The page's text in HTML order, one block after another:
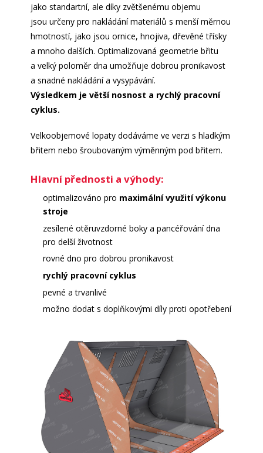
jako standartní, ale díky zvětšenému objemu
jsou určeny pro nakládání materiálů s menší měrnou
hmotností, jako jsou ornice, hnojiva, dřevěné třísky
a mnoho dalších. Optimalizovaná geometrie břitu
a velký poloměr dna umožňuje dobrou pronikavost
a snadné nakládání a vysypávání.
Výsledkem je větší nosnost a rychlý pracovní
cyklus.
Velkoobjemové lopaty dodáváme ve verzi s hladkým
břitem nebo šroubovaným výměnným pod břitem.
Hlavní přednosti a výhody:
optimalizováno pro maximální využití výkonu
stroje
zesílené otěruvzdorné boky a pancéřování dna
pro delší životnost
rovné dno pro dobrou pronikavost
rychlý pracovní cyklus
pevné a trvanlivé
možno dodat s doplňkovými díly proti opotřebení